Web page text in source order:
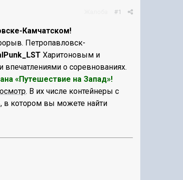
#1
Камчатском!
Петропавловск-
Харитоновым и
о соревнованиях.
«Путешествие на Запад»!
. В их числе контейнеры с
в котором вы можете найти